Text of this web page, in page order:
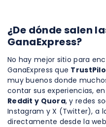
¿De dónde salen
GanaExpress?
No hay mejor sitio para
GanaExpress que
muy buenos donde
contar sus experiencias,
Reddit y Quora, y redes
Instagram y X (Twitter), a
directamente desde la